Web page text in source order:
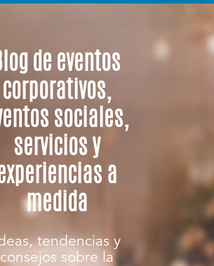
de eventos
corporativos,
sociales,
servicios y
a
medida
tendencias y
consejos sobre la